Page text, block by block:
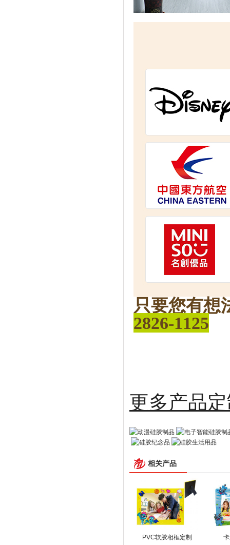
只要您有想
2826-1125
更多
相关产品
PVC软胶相框定制